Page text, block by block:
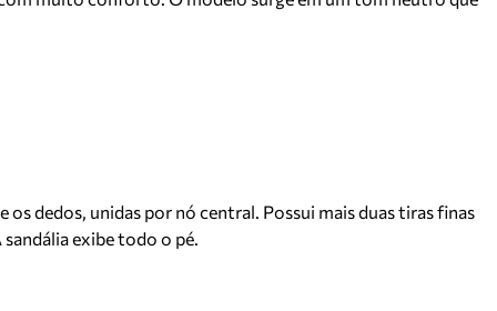
dedos, unidas por nó central. Possui mais duas tiras finas
exibe todo o pé.